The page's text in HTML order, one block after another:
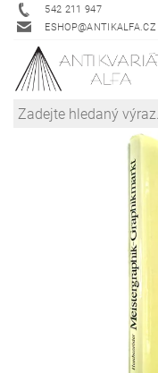
542 211 947
ESHOP@ANTIKALFA.CZ